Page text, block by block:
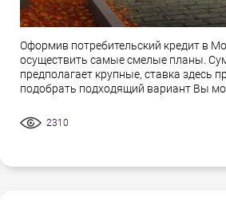
Оформив потребительский кредит в
осуществить самые смелые планы.
предполагает крупные, ставка здесь
подобрать подходящий вариант Вы
2310